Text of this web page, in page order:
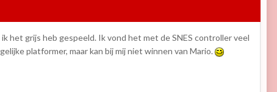
het grijs heb gespeeld. Ik vond het met de SNES controller veel
platformer, maar kan bij mij niet winnen van Mario.